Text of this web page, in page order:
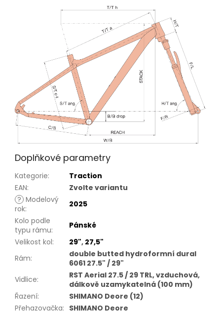
Doplňkové parametry
Kategorie:
Traction
EAN:
Zvolte variantu
? Modelový
rok:
2025
Kolo podle
typu rámu:
Pánské
Velikost kol: 29", 27,5"
Rám:
double butted hydroformní dural
6061 27.5" / 29"
Vidlice:
RST Aerial 27.5 / 29 TRL, vzduchová,
dálkově uzamykatelná (100 mm)
Řazení:
SHIMANO Deore (12)
Přehazovačka: SHIMANO Deore